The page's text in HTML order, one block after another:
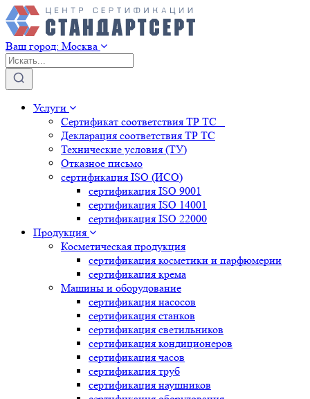
Ваш город: Москва
Услуги
Сертификат соответствия ТР ТС
Декларация соответствия ТР ТС
Технические условия (ТУ)
Отказное письмо
сертификация ISO (ИСО)
сертификация ISO 9001
сертификация ISO 14001
сертификация ISO 22000
Продукция
Косметическая продукция
сертификация косметики и парфюмерии
сертификация крема
Машины и оборудование
сертификация насосов
сертификация станков
сертификация светильников
сертификация кондиционеров
сертификация часов
сертификация труб
сертификация наушников